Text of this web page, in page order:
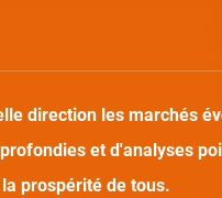
direction les marchés
et d'analyses
prospérité de tous.